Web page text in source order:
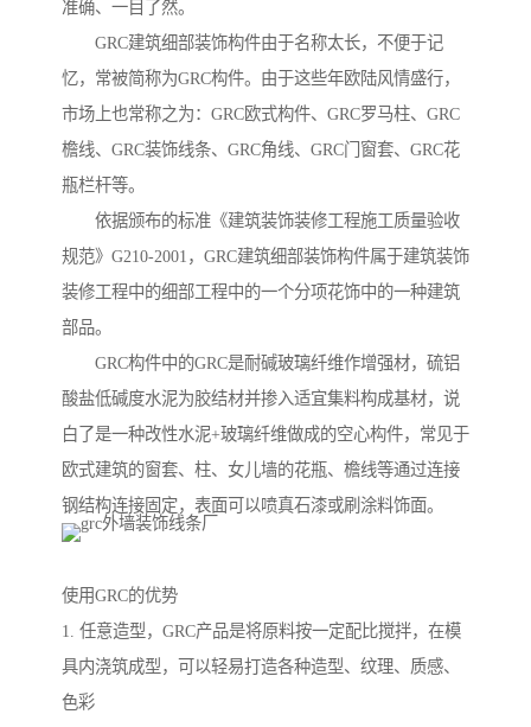
准确、一目了然。
GRC建筑细部装饰构件由于名称太长，不便于记
忆，常被简称为GRC构件。由于这些年欧陆风情盛行，
市场上也常称之为：GRC欧式构件、GRC罗马柱、GRC
檐线、GRC装饰线条、GRC角线、GRC门窗套、GRC花
瓶栏杆等。
依据颁布的标准《建筑装饰装修工程施工质量验收
规范》G210-2001，GRC建筑细部装饰构件属于建筑装饰
装修工程中的细部工程中的一个分项花饰中的一种建筑
部品。
GRC构件中的GRC是耐碱玻璃纤维作增强材，硫铝
酸盐低碱度水泥为胶结材并掺入适宜集料构成基材，说
白了是一种改性水泥+玻璃纤维做成的空心构件，常见于
欧式建筑的窗套、柱、女儿墙的花瓶、檐线等通过连接
钢结构连接固定，表面可以喷真石漆或刷涂料饰面。
使用GRC的优势
1. 任意造型，GRC产品是将原料按一定配比搅拌，在模
具内浇筑成型，可以轻易打造各种造型、纹理、质感、
色彩